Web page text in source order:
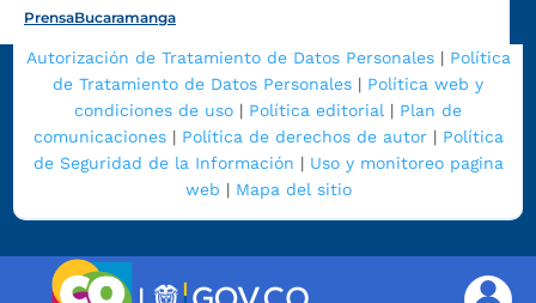
PrensaBucaramanga
Autorización de Tratamiento de Datos Personales| Política
de Tratamiento de Datos Personales | Política web y
condiciones de uso | Política editorial | Plan de
comunicaciones| Política de derechos de autor| Política
de Seguridad de la Información | Uso y monitoreo pagina
web | Mapa del sitio